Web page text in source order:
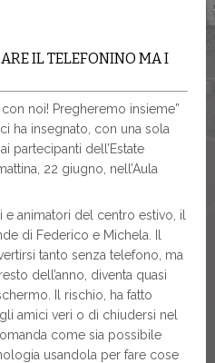
IL TELEFONINO MA I
noi! Pregheremo insieme”
ha insegnato, con una sola
partecipanti dell’Estate
22 giugno, nell’Aula
animatori del centro estivo, il
di Federico e Michela. Il
tanto senza telefono, ma
dell’anno, diventa quasi
Il rischio, ha fatto
amici veri o di chiudersi nel
come sia possibile
usandola per fare cose